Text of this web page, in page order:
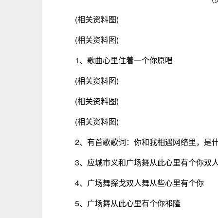
(相关资料图)
(相关资料图)
1、歌曲心里住着一个你原唱
(相关资料图)
(相关资料图)
(相关资料图)
2、有首歌歌词：你和我相遇网络里，是
3、应城市义和广场舞从此心里有个你双
4、广场舞探戈双人舞从些心里有个你
5、广场舞从此心里有个你祁隆